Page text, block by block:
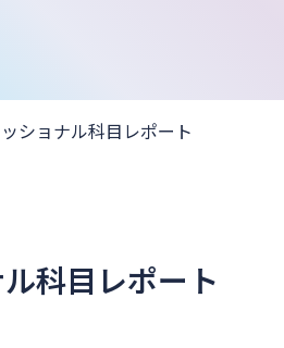
ショナル科目レポート
科目レポート